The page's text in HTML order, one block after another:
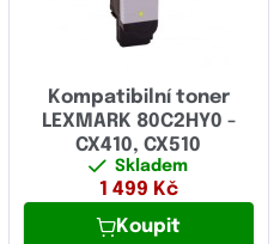
Kompatibilní toner
LEXMARK 80C2HY0 -
CX410, CX510
Skladem
1 499 Kč
Koupit